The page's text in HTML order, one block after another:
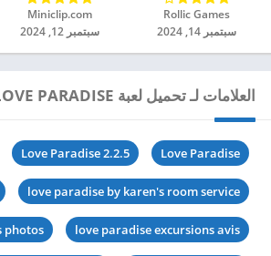
Rollic Games‏
سبتمبر 14, 2024
Miniclip.com‏
سبتمبر 12, 2024
العلامات لـ تحميل لعبة LOVE PARADISE مهكرة للاندرويد 2024
Love Paradise
Love Paradise 2.2.5
love paradise by karen's room service
love paradise excursions avis
photos